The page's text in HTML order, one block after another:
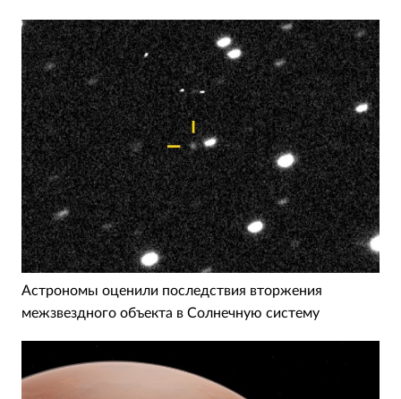
Астрономы оценили последствия вторжения
межзвездного объекта в Солнечную систему